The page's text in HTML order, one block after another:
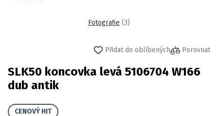
Fotografie (3)
Přidat do oblíbených Porovnat
SLK50 koncovka levá 5106704 W166
dub antik
CENOVÝ HIT